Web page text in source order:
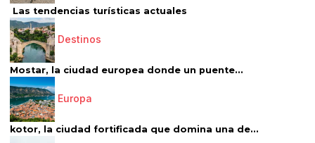
Las tendencias turísticas actuales
Destinos
Mostar, la ciudad europea donde un puente...
Europa
kotor, la ciudad fortificada que domina una de...